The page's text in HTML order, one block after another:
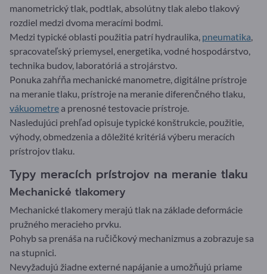
manometrický tlak, podtlak, absolútny tlak alebo tlakový
rozdiel medzi dvoma meracími bodmi.
Medzi typické oblasti použitia patrí hydraulika, pneumatika,
spracovateľský priemysel, energetika, vodné hospodárstvo,
technika budov, laboratóriá a strojárstvo.
Ponuka zahŕňa mechanické manometre, digitálne prístroje
na meranie tlaku, prístroje na meranie diferenčného tlaku,
vákuometre a prenosné testovacie prístroje.
Nasledujúci prehľad opisuje typické konštrukcie, použitie,
výhody, obmedzenia a dôležité kritériá výberu meracích
prístrojov tlaku.
Typy meracích prístrojov na meranie tlaku
Mechanické tlakomery
Mechanické tlakomery merajú tlak na základe deformácie
pružného meracieho prvku.
Pohyb sa prenáša na ručičkový mechanizmus a zobrazuje sa
na stupnici.
Nevyžadujú žiadne externé napájanie a umožňujú priame